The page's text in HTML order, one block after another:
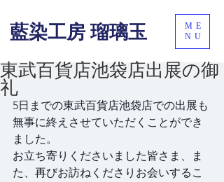
藍染工房 瑠璃玉
ME
NU
東武百貨店池袋店出展の御
礼
5日までの東武百貨店池袋店での出展も
無事に終えさせていただくことができ
ました。
お立ち寄りくださいました皆さま、ま
た、再びお訪ねくださりお会いするこ